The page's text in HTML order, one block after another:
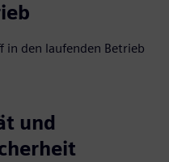
in den laufenden Betrieb
und